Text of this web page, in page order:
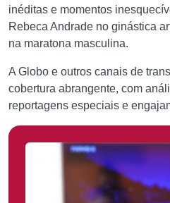
inéditas e momentos
Rebeca Andrade no ginástica
na maratona masculina.
A Globo e outros canais de
cobertura abrangente, com
reportagens especiais e